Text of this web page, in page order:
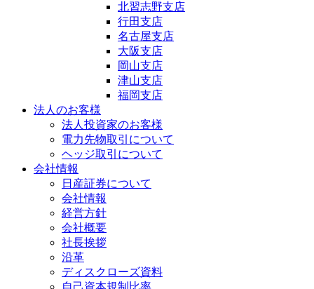
北習志野支店
行田支店
名古屋支店
大阪支店
岡山支店
津山支店
福岡支店
法人のお客様
法人投資家のお客様
電力先物取引について
ヘッジ取引について
会社情報
日産証券について
会社情報
経営方針
会社概要
社長挨拶
沿革
ディスクローズ資料
自己資本規制比率